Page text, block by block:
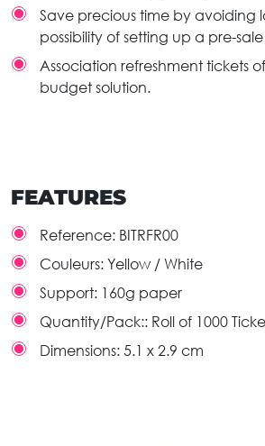
Save precious time by avoiding
possibility of setting up a pre-sale
Association refreshment tickets
budget solution.
FEATURES
Reference: BITRFR00
Couleurs: Yellow / White
Support: 160g paper
Quantity/Pack:: Roll of 1000
Dimensions: 5.1 x 2.9 cm